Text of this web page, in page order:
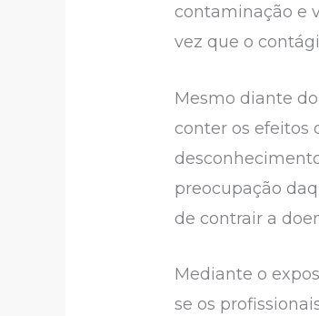
contaminação e
vez que o
Mesmo diante
conter os efeitos
preocupação
de contrair a
Mediante o
se os